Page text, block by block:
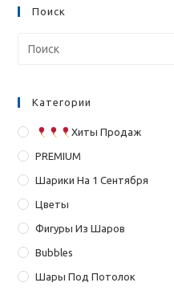
Поиск
Категории
Хиты Продаж
PREMIUM
Шарики На 1 Сентября
Цветы
Фигуры Из Шаров
Bubbles
Шары Под Потолок